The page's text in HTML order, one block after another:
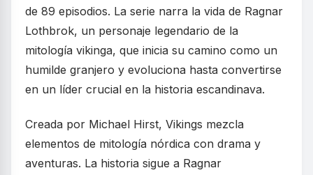
de 89 episodios. La serie narra la vida de Ragnar
Lothbrok, un personaje legendario de la
mitología vikinga, que inicia su camino como un
humilde granjero y evoluciona hasta convertirse
en un líder crucial en la historia escandinava.
Creada por Michael Hirst, Vikings mezcla
elementos de mitología nórdica con drama y
aventuras. La historia sigue a Ragnar